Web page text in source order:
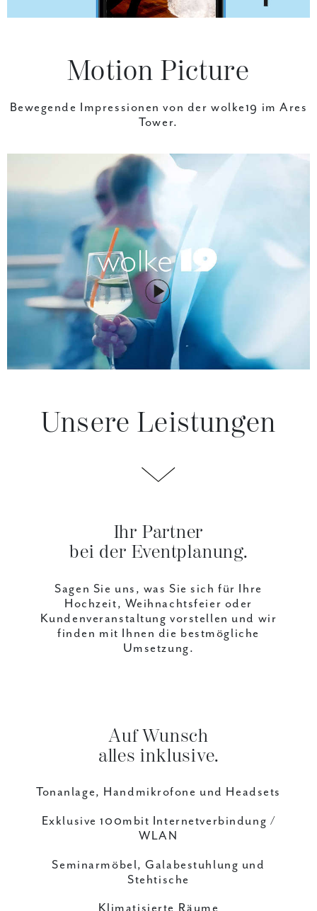
Motion Picture
Bewegende Impressionen von der wolke19 im Ares
Tower.
Unsere Leistungen
Ihr Partner
bei der Eventplanung.
Sagen Sie uns, was Sie sich für Ihre
Hochzeit, Weihnachtsfeier oder
Kundenveranstaltung vorstellen und wir
finden mit Ihnen die bestmögliche
Umsetzung.
Auf Wunsch
alles inklusive.
Tonanlage, Handmikrofone und Headsets
Exklusive 100mbit Internetverbindung /
WLAN
Seminarmöbel, Galabestuhlung und
Stehtische
Klimatisierte Räume